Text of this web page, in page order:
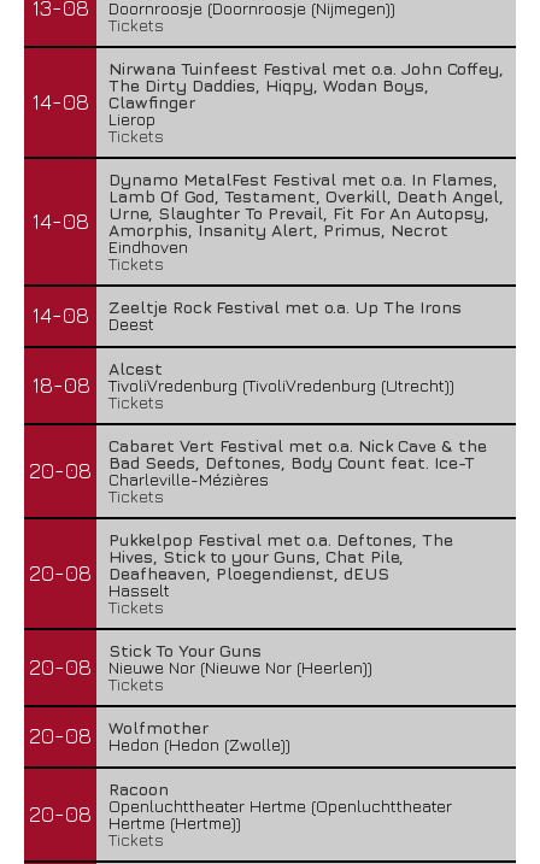
13-08
Doornroosje (Doornroosje (Nijmegen))
Tickets
14-08
Nirwana Tuinfeest Festival met o.a. John Coffey,
The Dirty Daddies, Hiqpy, Wodan Boys,
Clawfinger
Lierop
Tickets
14-08
Dynamo MetalFest Festival met o.a. In Flames,
Lamb Of God, Testament, Overkill, Death Angel,
Urne, Slaughter To Prevail, Fit For An Autopsy,
Amorphis, Insanity Alert, Primus, Necrot
Eindhoven
Tickets
14-08
Zeeltje Rock Festival met o.a. Up The Irons
Deest
18-08
Alcest
TivoliVredenburg (TivoliVredenburg (Utrecht))
Tickets
20-08
Cabaret Vert Festival met o.a. Nick Cave & the
Bad Seeds, Deftones, Body Count feat. Ice-T
Charleville-Mézières
Tickets
20-08
Pukkelpop Festival met o.a. Deftones, The
Hives, Stick to your Guns, Chat Pile,
Deafheaven, Ploegendienst, dEUS
Hasselt
Tickets
20-08
Stick To Your Guns
Nieuwe Nor (Nieuwe Nor (Heerlen))
Tickets
20-08
Wolfmother
Hedon (Hedon (Zwolle))
20-08
Racoon
Openluchttheater Hertme (Openluchttheater
Hertme (Hertme))
Tickets